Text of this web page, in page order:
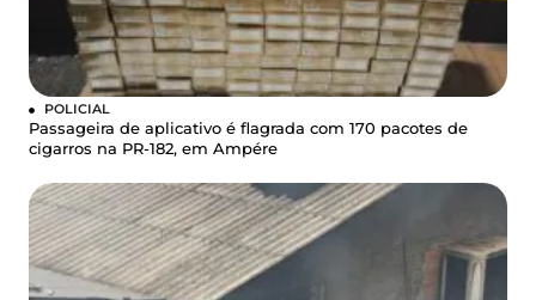
POLICIAL
Passageira de aplicativo é flagrada com 170 pacotes de
cigarros na PR-182, em Ampére